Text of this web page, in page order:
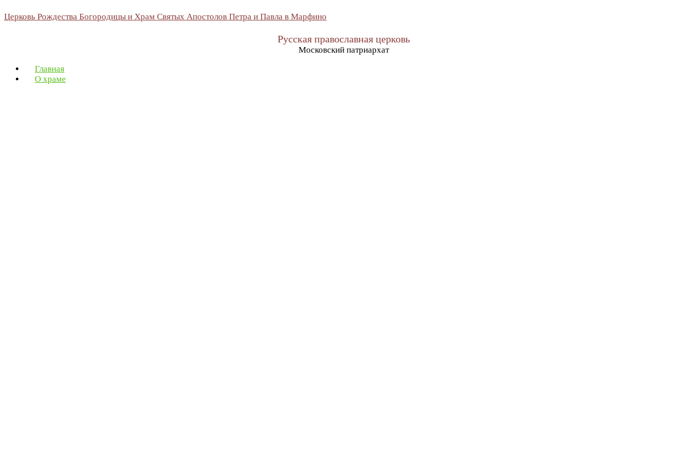
Церковь Рождества Богородицы и Храм Святых Апостолов Петра и Павла в Марфино
Русская православная церковь
Московский патриархат
Главная
О храме